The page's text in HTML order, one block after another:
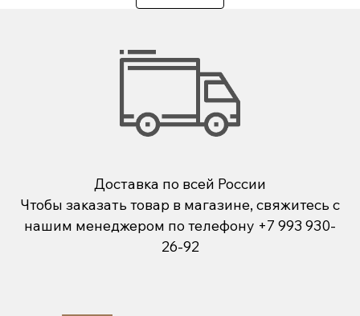
Доставка по всей России
Чтобы заказать товар в магазине, свяжитесь с
нашим менеджером по телефону +7 993 930-
26-92